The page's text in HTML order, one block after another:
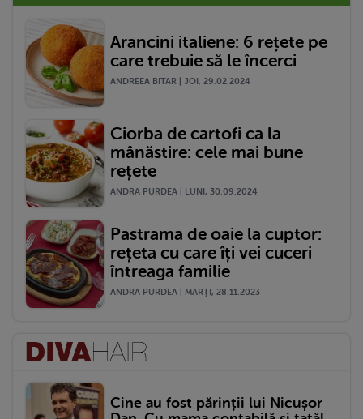
Arancini italiene: 6 rețete pe
care trebuie să le încerci
ANDREEA BITAR | JOI, 29.02.2024
Ciorba de cartofi ca la
mânăstire: cele mai bune
rețete
ANDRA PURDEA | LUNI, 30.09.2024
Pastrama de oaie la cuptor:
rețeta cu care îți vei cuceri
întreaga familie
ANDRA PURDEA | MARŢI, 28.11.2023
Cine au fost părinții lui Nicușor